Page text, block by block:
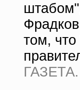
том,
ГАЗЕТА.